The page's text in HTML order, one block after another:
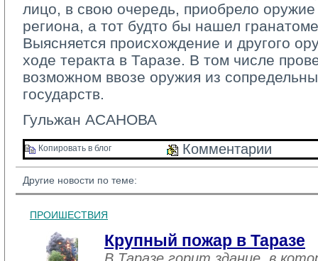
лицо, в свою очередь, приобрело оружие
региона, а тот будто бы нашел
Выясняется происхождение и другого
ходе теракта в Таразе. В том числе
возможном ввозе оружия из
государств.
Гульжан АСАНОВА
Копировать в блог Комментарии
Другие новости по теме:
ПРОИШЕСТВИЯ
Крупный пожар в Таразе